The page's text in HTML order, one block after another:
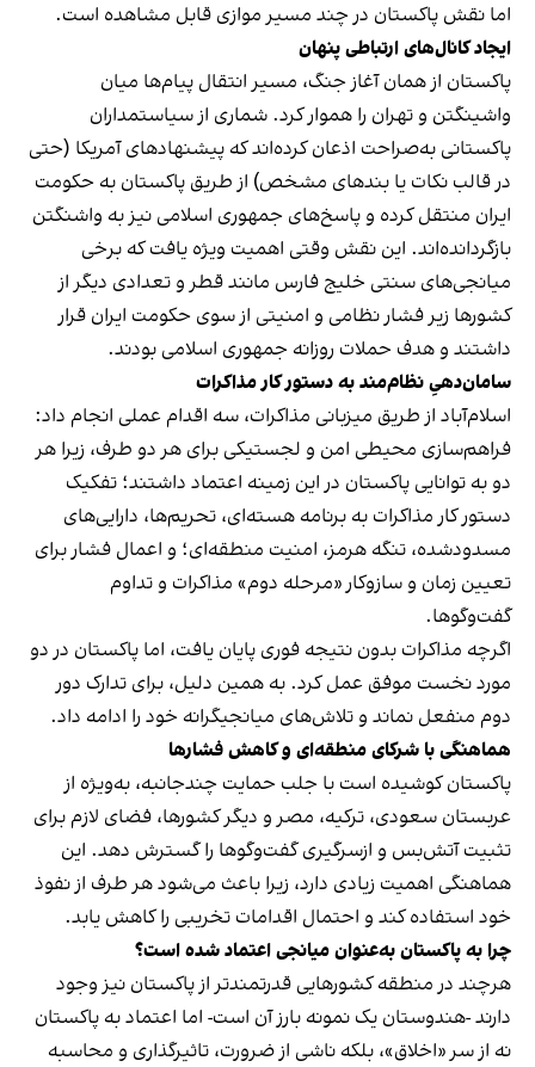
اما نقش پاکستان در چند مسیر موازی قابل مشاهده است.
ایجاد کانال‌های ارتباطی پنهان
پاکستان از همان آغاز جنگ، مسیر انتقال پیام‌ها میان
واشینگتن و تهران را هموار کرد. شماری از سیاستمداران
پاکستانی به‌صراحت اذعان کرده‌اند که پیشنهادهای آمریکا (حتی
در قالب نکات یا بندهای مشخص) از طریق پاکستان به حکومت
ایران منتقل کرده و پاسخ‌های جمهوری اسلامی نیز به واشنگتن
بازگردانده‌اند. این نقش وقتی اهمیت ویژه یافت که برخی
میانجی‌های سنتی خلیج فارس مانند قطر و تعدادی دیگر از
کشورها زیر فشار نظامی و امنیتی از سوی حکومت ایران قرار
داشتند و هدف حملات روزانه جمهوری اسلامی بودند.
سامان‌دهیِ نظام‌مند به دستور کار مذاکرات
اسلام‌آباد از طریق میزبانی مذاکرات، سه اقدام عملی انجام داد:
فراهم‌سازی محیطی امن و لجستیکی برای هر دو طرف، زیرا هر
دو به توانایی پاکستان در این زمینه اعتماد داشتند؛ تفکیک
دستور کار مذاکرات به برنامه هسته‌ای، تحریم‌ها، دارایی‌های
مسدودشده، تنگه هرمز، امنیت منطقه‌ای؛ و اعمال فشار برای
تعیین زمان و سازوکار «مرحله دوم» مذاکرات و تداوم
گفت‌وگوها.
اگرچه مذاکرات بدون نتیجه فوری پایان یافت، اما پاکستان در دو
مورد نخست موفق عمل کرد. به همین دلیل، برای تدارک دور
دوم منفعل نماند و تلاش‌های میانجیگرانه خود را ادامه داد.
هماهنگی با شرکای منطقه‌ای و کاهش فشارها
پاکستان کوشیده است با جلب حمایت چندجانبه، به‌ویژه از
عربستان سعودی، ترکیه، مصر و دیگر کشورها، فضای لازم برای
تثبیت آتش‌بس و ازسرگیری گفت‌وگوها را گسترش دهد. این
هماهنگی اهمیت زیادی دارد، زیرا باعث می‌شود هر طرف از نفوذ
خود استفاده کند و احتمال اقدامات تخریبی را کاهش یابد.
چرا به پاکستان به‌عنوان میانجی اعتماد شده است؟
هرچند در منطقه کشورهایی قدرتمندتر از پاکستان نیز وجود
دارند -هندوستان یک نمونه بارز آن است- اما اعتماد به پاکستان
نه از سر «اخلاق»، بلکه ناشی از ضرورت، تاثیرگذاری و محاسبه